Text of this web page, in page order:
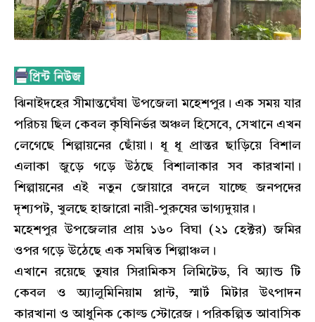
ঝিনাইদহের সীমান্তঘেঁষা উপজেলা মহেশপুর। এক সময় যার
পরিচয় ছিল কেবল কৃষিনির্ভর অঞ্চল হিসেবে, সেখানে এখন
লেগেছে শিল্পায়নের ছোঁয়া। ধূ ধূ প্রান্তর ছাড়িয়ে বিশাল
এলাকা জুড়ে গড়ে উঠছে বিশালাকার সব কারখানা।
শিল্পায়নের এই নতুন জোয়ারে বদলে যাচ্ছে জনপদের
দৃশ্যপট, খুলছে হাজারো নারী-পুরুষের ভাগ্যদুয়ার।
মহেশপুর উপজেলার প্রায় ১৬০ বিঘা (২১ হেক্টর) জমির
ওপর গড়ে উঠেছে এক সমন্বিত শিল্পাঞ্চল।
এখানে রয়েছে তুষার সিরামিকস লিমিটেড, বি অ্যান্ড টি
কেবল ও অ্যালুমিনিয়াম প্লান্ট, স্মার্ট মিটার উৎপাদন
কারখানা ও আধুনিক কোল্ড স্টোরেজ। পরিকল্পিত আবাসিক